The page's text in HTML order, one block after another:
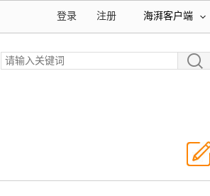
海湃客户端
注册
登录